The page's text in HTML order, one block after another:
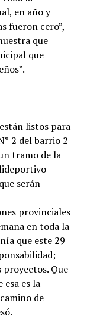
en año y
fueron cero”,
que
que
listos para
2 del barrio 2
tramo de la
serán
provinciales
en toda la
que este 29
proyectos. Que
es la
de